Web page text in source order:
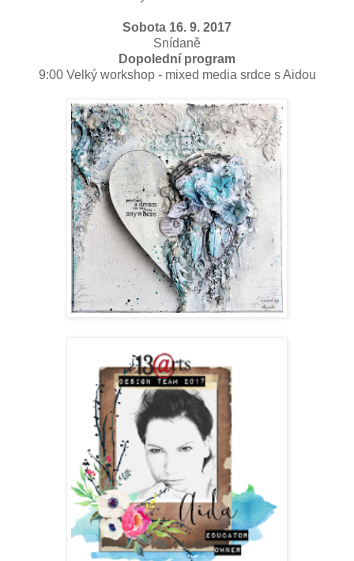
Sobota 16. 9. 2017
Snídaně
Dopolední program
9:00 Velký workshop - mixed media srdce s Aidou